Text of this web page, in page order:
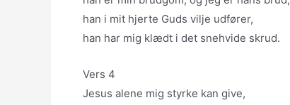
han i mit hjerte Guds vilje udfører,
han har mig klædt i det snehvide skrud.
Vers 4
Jesus alene mig styrke kan give,